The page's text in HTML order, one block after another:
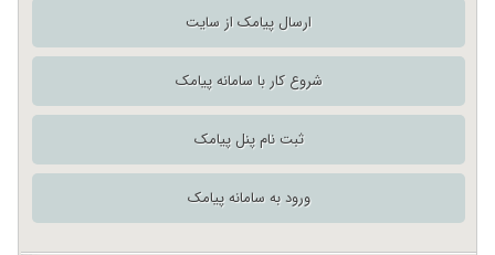
ارسال پیامک از سایت
شروع کار با سامانه پیامک
ثبت نام پنل پیامک
ورود به سامانه پیامک